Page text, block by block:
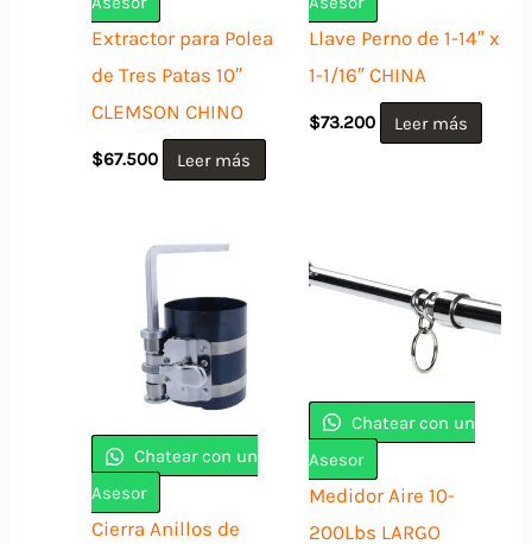
Extractor para Polea
de Tres Patas 10″
CLEMSON CHINO
$67.500 Leer más
Llave Perno de 1-14″ x
1-1/16″ CHINA
$73.200 Leer más
Chatear con un
Asesor
Cierra Anillos de
Chatear con un
Asesor
Medidor Aire 10-
200Lbs LARGO